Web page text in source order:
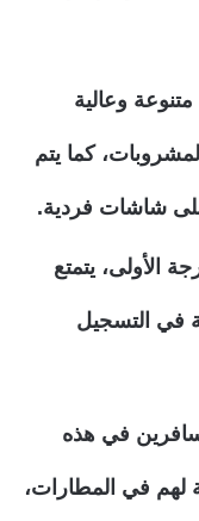
وعالية
كما يتم
شاشات فردية.
الأولى، يتمتع
في التسجيل
في هذه
في المطارات،